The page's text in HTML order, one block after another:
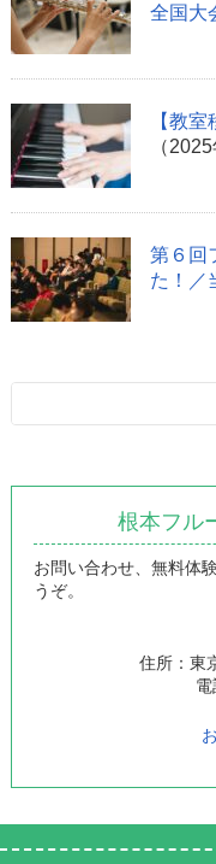
全国大
【教
（
第６回
た！／
根本フル
お問い合わせ、無料体
うぞ。
住所：東
電